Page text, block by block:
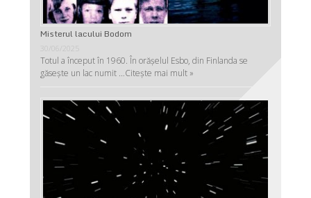
Misterul lacului Bodom
Totul a început în 1960. În orășelul Esbo, din Finlanda se
găsește un lac numit …Citește mai mult »